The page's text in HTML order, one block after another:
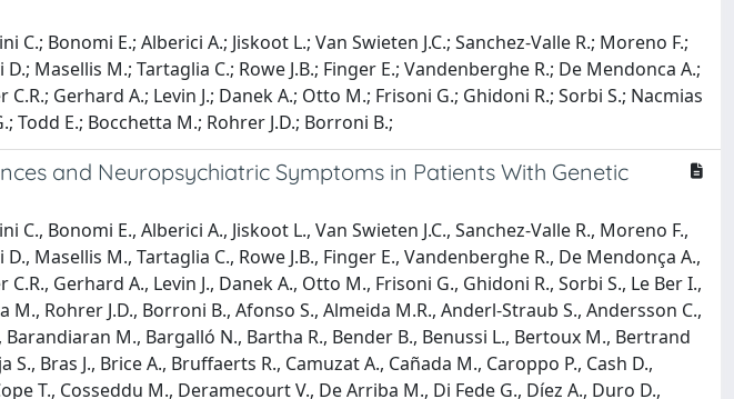
C.; Bonomi E.; Alberici A.; Jiskoot L.; Van Swieten J.C.; Sanchez-Valle R.; Moreno F.;
Masellis M.; Tartaglia C.; Rowe J.B.; Finger E.; Vandenberghe R.; De Mendonca A.;
Gerhard A.; Levin J.; Danek A.; Otto M.; Frisoni G.; Ghidoni R.; Sorbi S.; Nacmias
Todd E.; Bocchetta M.; Rohrer J.D.; Borroni B.;
and Neuropsychiatric Symptoms in Patients With Genetic
C., Bonomi E., Alberici A., Jiskoot L., Van Swieten J.C., Sanchez-Valle R., Moreno F.,
Masellis M., Tartaglia C., Rowe J.B., Finger E., Vandenberghe R., De Mendonça A.,
Gerhard A., Levin J., Danek A., Otto M., Frisoni G., Ghidoni R., Sorbi S., Le Ber I.,
M., Rohrer J.D., Borroni B., Afonso S., Almeida M.R., Anderl-Straub S., Andersson C.,
M., Bargalló N., Bartha R., Bender B., Benussi L., Bertoux M., Bertrand
S., Bras J., Brice A., Bruffaerts R., Camuzat A., Cañada M., Caroppo P., Cash D.,
T., Cosseddu M., Deramecourt V., De Arriba M., Di Fede G., Díez A., Duro D.,